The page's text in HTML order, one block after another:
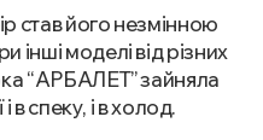
став його незмінною
моделі від різних
“АРБАЛЕТ” зайняла
в спеку, і в холод.